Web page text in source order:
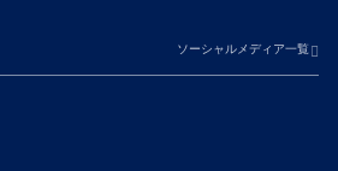
ソーシャルメディア一覧